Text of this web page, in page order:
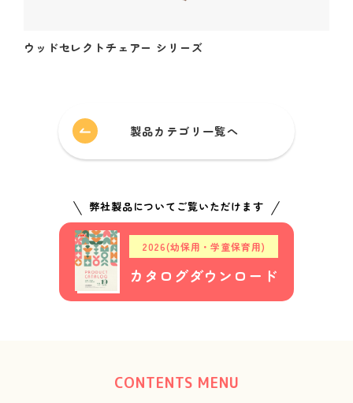
ウッドセレクトチェアー シリーズ
製品カテゴリ一覧へ
弊社製品についてご覧いただけます
2026(幼保用・学童保育用)
カタログダウンロード
CONTENTS MENU